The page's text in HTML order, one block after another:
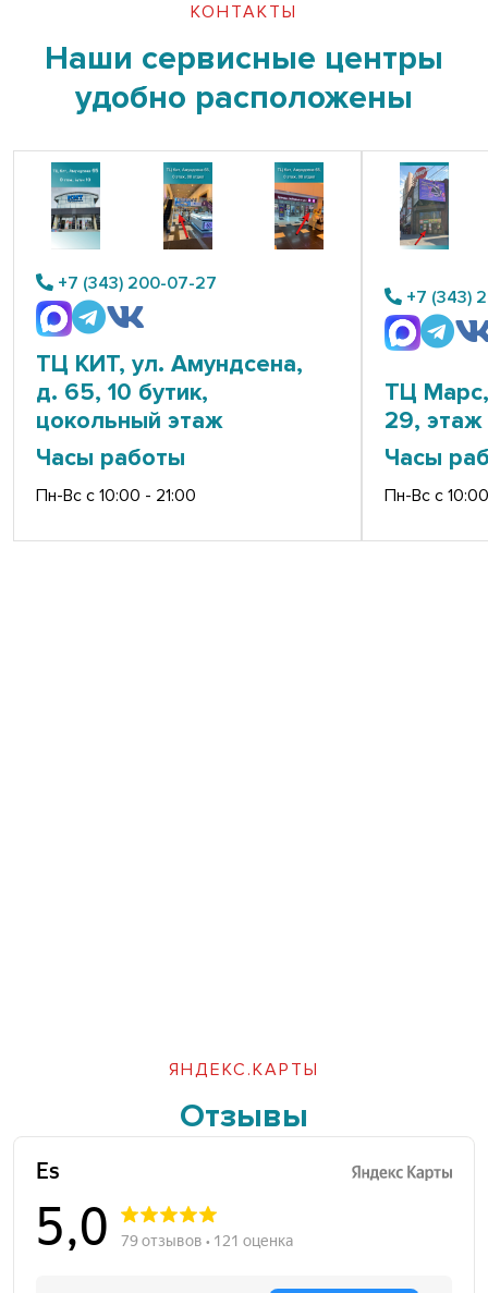
КОНТАКТЫ
Наши сервисные центры
удобно расположены
+7 (343) 200-07-27
ТЦ КИТ, ул. Амундсена,
д. 65, 10 бутик,
цокольный этаж
Часы работы
Пн-Вс с 10:00 - 21:00
+7 (343)
ТЦ
29, этаж
Часы
Пн-Вс с
ЯНДЕКС.КАРТЫ
Отзывы